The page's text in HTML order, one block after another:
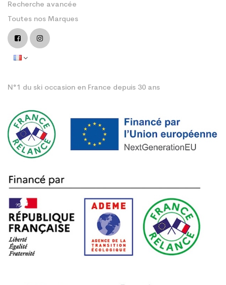
Recherche avancée
Toutes nos Marques
N°1 du ski occasion en France depuis 30 ans